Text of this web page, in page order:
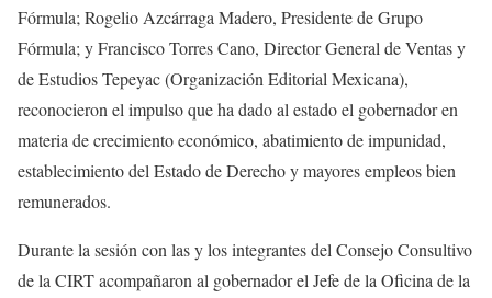
Fórmula; Rogelio Azcárraga Madero, Presidente de Grupo
Fórmula; y Francisco Torres Cano, Director General de Ventas y
de Estudios Tepeyac (Organización Editorial Mexicana),
reconocieron el impulso que ha dado al estado el gobernador en
materia de crecimiento económico, abatimiento de impunidad,
establecimiento del Estado de Derecho y mayores empleos bien
remunerados.
Durante la sesión con las y los integrantes del Consejo Consultivo
de la CIRT acompañaron al gobernador el Jefe de la Oficina de la